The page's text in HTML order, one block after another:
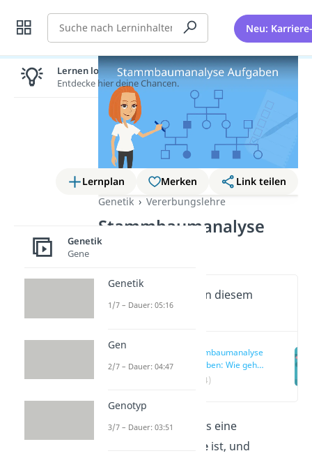
Suche Neu:
Lernplan Merken
Link teilen
Genetik
Vererbungslehre
Stammbaumanalyse
Aufgaben
Wichtige Inhalte in diesem
Video
Stammbaumanalyse
Aufgaben: Wie gehe
ich vor?
(00:14)
Du weißt bereits, was eine
Stammbaumanalyse ist, und
Lernen lohnt sich!
Entdecke hier deine Chancen.
Genetik
Gene
Genetik
1/7 – Dauer: 05:16
Gen
2/7 – Dauer: 04:47
Genotyp
3/7 – Dauer: 03:51